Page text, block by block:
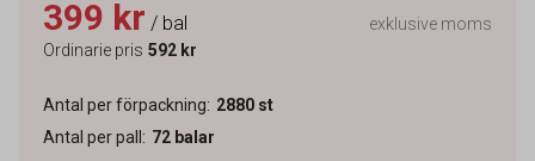
399 kr / bal
Ordinarie pris 592 kr
exklusive moms
Antal per förpackning: 2880 st
Antal per pall : 72 balar